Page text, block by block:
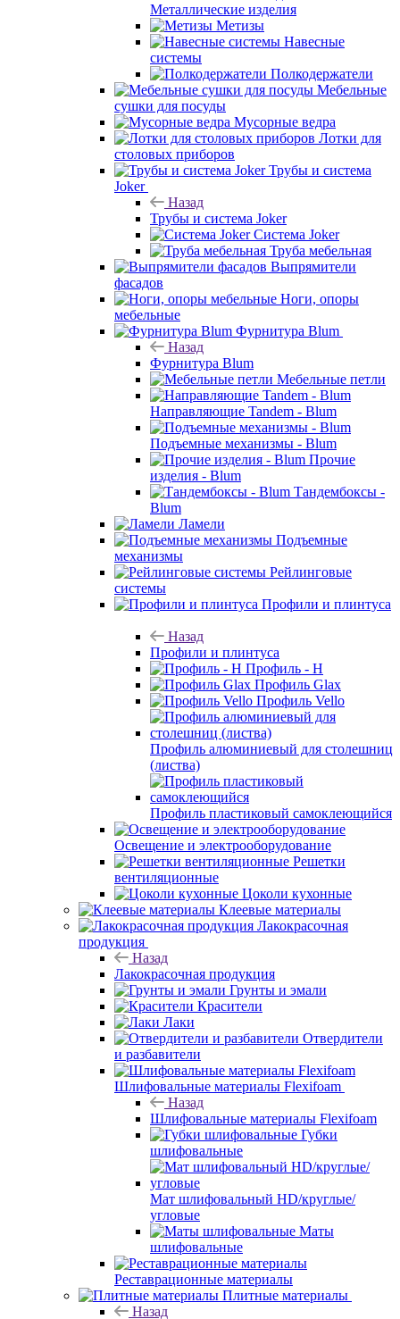
Металлические изделия
Метизы
Навесные
системы
Полкодержатели
Мебельные
сушки для посуды
Мусорные ведра
Лотки для
столовых приборов
Трубы и система
Joker
Назад
Трубы и система Joker
Система Joker
Труба мебельная
Выпрямители
фасадов
Ноги, опоры
мебельные
Фурнитура Blum
Назад
Фурнитура Blum
Мебельные петли
Направляющие Tandem - Blum
Подъемные механизмы - Blum
Прочие
изделия - Blum
Тандембоксы -
Blum
Ламели
Подъемные
механизмы
Рейлинговые
системы
Профили и плинтуса
Назад
Профили и плинтуса
Профиль - H
Профиль Glax
Профиль Vello
Профиль алюминиевый для столешниц
(листва)
Профиль пластиковый самоклеющийся
Освещение и электрооборудование
Решетки
вентиляционные
Цоколи кухонные
Клеевые материалы
Лакокрасочная
продукция
Назад
Лакокрасочная продукция
Грунты и эмали
Красители
Лаки
Отвердители
и разбавители
Шлифовальные материалы Flexifoam
Назад
Шлифовальные материалы Flexifoam
Губки
шлифовальные
Мат шлифовальный HD/круглые/
угловые
Маты
шлифовальные
Реставрационные материалы
Плитные материалы
Назад